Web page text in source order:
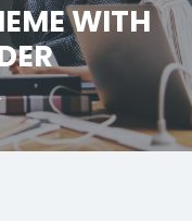
WITH